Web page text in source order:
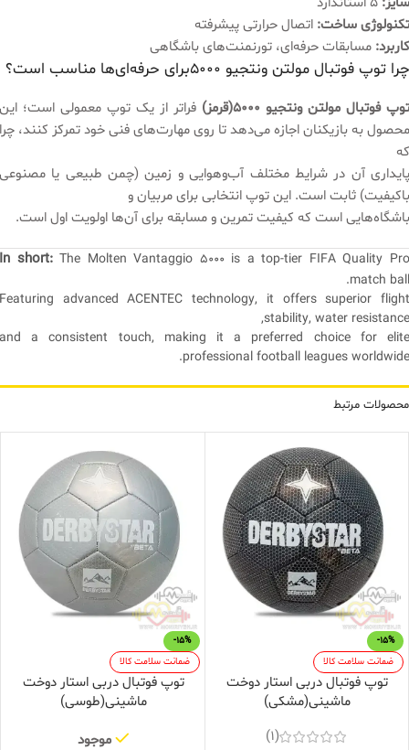
تکنولوژی ساخت: اتصال حرارتی پیشرفته
کاربرد: مسابقات حرفه‌ای، تورنمنت‌های باشگاهی
چرا توپ فوتبال مولتن ونتجیو ۵۰۰۰برای حرفه‌ای‌ها مناسب است؟
توپ فوتبال مولتن ونتجیو ۵۰۰۰(قرمز)
فراتر از یک توپ معمولی است؛ این
محصول به بازیکنان اجازه می‌دهد تا روی مهارت‌های فنی خود تمرکز کنند، چرا
که
پایداری آن در شرایط مختلف آب‌وهوایی و زمین (چمن طبیعی یا مصنوعی
باکیفیت) ثابت است. این توپ انتخابی برای مربیان و
باشگاه‌هایی است که کیفیت تمرین و مسابقه برای آن‌ها اولویت اول است.
In short:The Molten Vantaggio 5000 is a top-tier FIFA Quality
match ball.
Featuring advanced ACENTEC technology, it offers superior flight
stability, water resistance,
and a consistent touch, making it a preferred choice for elite
professional football leagues worldwide.
محصولات مرتبط
-15%
ضمانت سلامت کالا
توپ فوتبال دربی استار دوخت
ماشینی(مشکی)
(1)
-15%
ضمانت سلامت کالا
توپ فوتبال دربی استار دوخت
ماشینی(طوسی)
موجود